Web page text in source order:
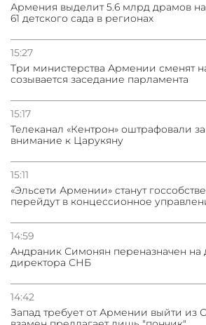
Армения выделит 5.6 млрд драмов
61 детского сада в регионах
15:27
Три министерства Армении сменят
созывается заседание парламента
15:17
Телеканал «Кентрон» оштрафовали
внимание к Царукяну
15:11
«Эльсети Армении» станут
перейдут в концессионное
14:59
Андраник Симонян переназначен на
директора СНБ
14:42
Запад требует от Армении выйти из
31.07.2026
31.07.2026
условии прекращения огня